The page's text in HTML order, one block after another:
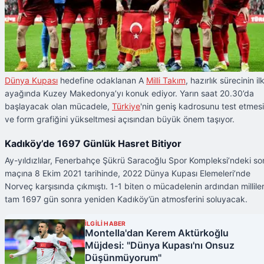
Dünya Kupası hedefine odaklanan A Milli Takım, hazırlık sürecinin ilk
ayağında Kuzey Makedonya’yı konuk ediyor. Yarın saat 20.30’da
başlayacak olan mücadele, Türkiye'nin geniş kadrosunu test etmesi
ve form grafiğini yükseltmesi açısından büyük önem taşıyor.
Kadıköy’de 1697 Günlük Hasret Bitiyor
Ay-yıldızlılar, Fenerbahçe Şükrü Saracoğlu Spor Kompleksi’ndeki
maçına 8 Ekim 2021 tarihinde, 2022 Dünya Kupası Elemeleri’nde
Norveç karşısında çıkmıştı. 1-1 biten o mücadelenin ardından
tam 1697 gün sonra yeniden Kadıköy’ün atmosferini soluyacak.
İLGİLİ HABER
Montella'dan Kerem Aktürkoğlu
Müjdesi: "Dünya Kupası'nı Onsuz
Düşünmüyorum"